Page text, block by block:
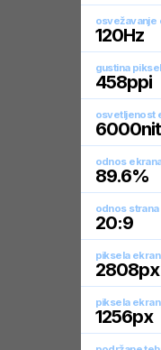
osvežavanje
120Hz
gustina
458ppi
osvetljenost
6000
odnos
89.6%
odnos
20:9
piksela
2808px
piksela
1256px